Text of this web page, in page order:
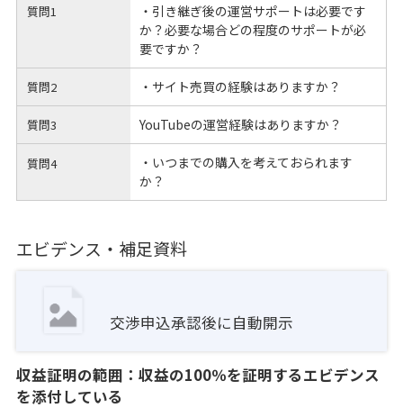
質問1
・引き継ぎ後の運営サポートは必要です
か？必要な場合どの程度のサポートが必
要ですか？
質問2 ・サイト売買の経験はありますか？
質問3 YouTubeの運営経験はありますか？
質問4
・いつまでの購入を考えておられます
か？
エビデンス・補足資料
交渉申込承認後に自動開示
収益証明の範囲：収益の100％を証明するエビデンス
を添付している